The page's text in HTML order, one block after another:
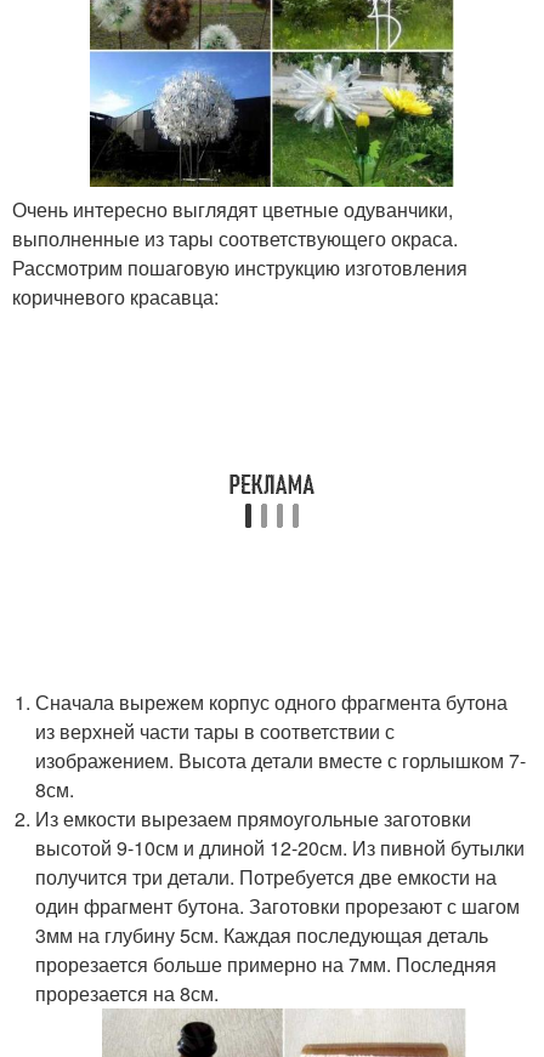
Очень интересно выглядят цветные одуванчики,
выполненные из тары соответствующего окраса.
Рассмотрим пошаговую инструкцию изготовления
коричневого красавца:
Сначала вырежем корпус одного фрагмента бутона
из верхней части тары в соответствии с
изображением. Высота детали вместе с горлышком 7-
8см.
Из емкости вырезаем прямоугольные заготовки
высотой 9-10см и длиной 12-20см. Из пивной бутылки
получится три детали. Потребуется две емкости на
один фрагмент бутона. Заготовки прорезают с шагом
3мм на глубину 5см. Каждая последующая деталь
прорезается больше примерно на 7мм. Последняя
прорезается на 8см.